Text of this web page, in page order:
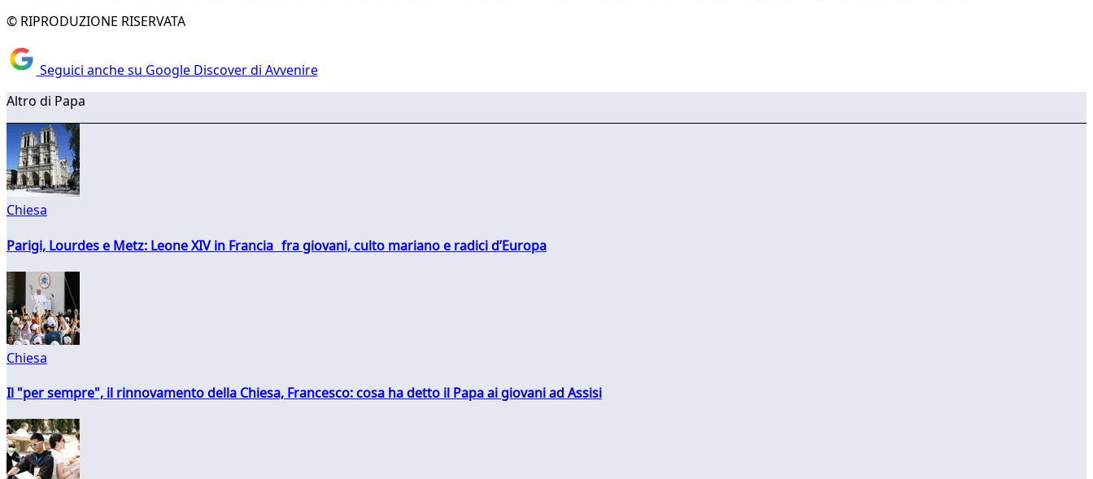
© RIPRODUZIONE RISERVATA
Seguici anche su Google Discover di Avvenire
Altro di Papa
Chiesa
Parigi, Lourdes e Metz: Leone XIV in Francia fra giovani, culto mariano e radici d’Europa
Chiesa
Il "per sempre", il rinnovamento della Chiesa, Francesco: cosa ha detto il Papa ai giovani ad Assisi